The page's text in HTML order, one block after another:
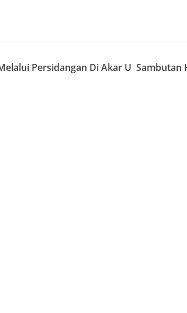
Persidangan Di Akar U Sambutan